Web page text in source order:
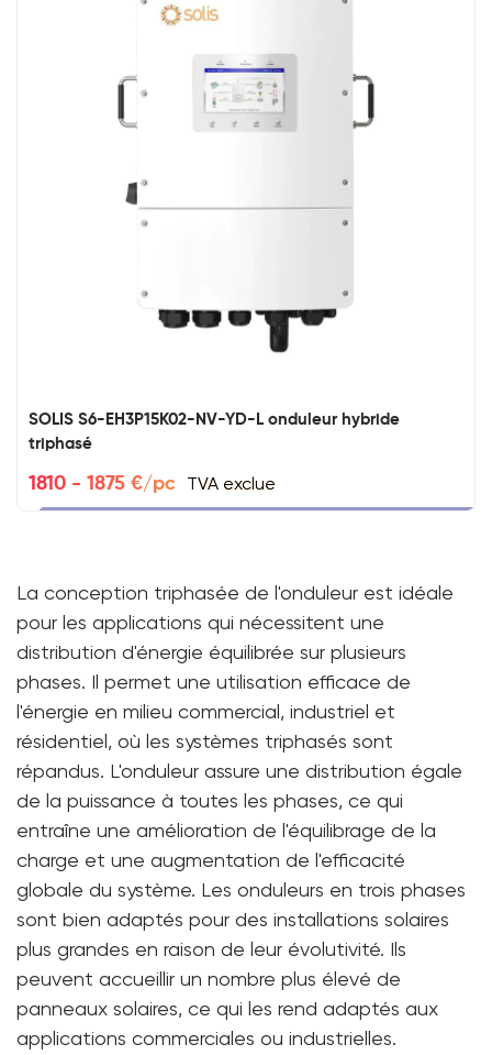
SOLIS S6-EH3P15K02-NV-YD-L onduleur hybride
triphasé
1810 - 1875 €/pc TVA exclue
La conception triphasée de l'onduleur est idéale
pour les applications qui nécessitent une
distribution d'énergie équilibrée sur plusieurs
phases. Il permet une utilisation efficace de
l'énergie en milieu commercial, industriel et
résidentiel, où les systèmes triphasés sont
répandus. L'onduleur assure une distribution égale
de la puissance à toutes les phases, ce qui
entraîne une amélioration de l'équilibrage de la
charge et une augmentation de l'efficacité
globale du système. Les onduleurs en trois phases
sont bien adaptés pour des installations solaires
plus grandes en raison de leur évolutivité. Ils
peuvent accueillir un nombre plus élevé de
panneaux solaires, ce qui les rend adaptés aux
applications commerciales ou industrielles.